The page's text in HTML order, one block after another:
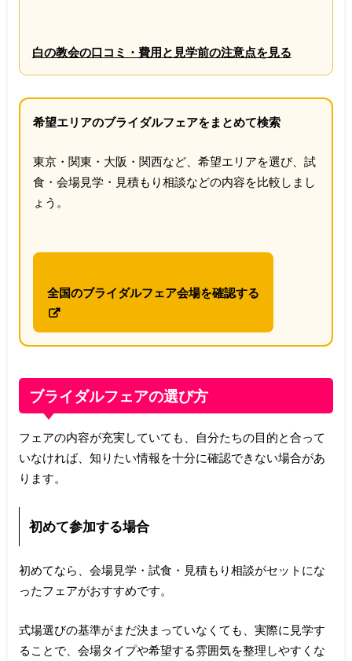
白の教会の口コミ・費用と見学前の注意点を見る
希望エリアのブライダルフェアをまとめて検索
東京・関東・大阪・関西など、希望エリアを選び、試
食・会場見学・見積もり相談などの内容を比較しまし
ょう。
全国のブライダルフェア会場を確認する
ブライダルフェアの選び方
フェアの内容が充実していても、自分たちの目的と合って
いなければ、知りたい情報を十分に確認できない場合があ
ります。
初めて参加する場合
初めてなら、会場見学・試食・見積もり相談がセットにな
ったフェアがおすすめです。
式場選びの基準がまだ決まっていなくても、実際に見学す
ることで、会場タイプや希望する雰囲気を整理しやすくな